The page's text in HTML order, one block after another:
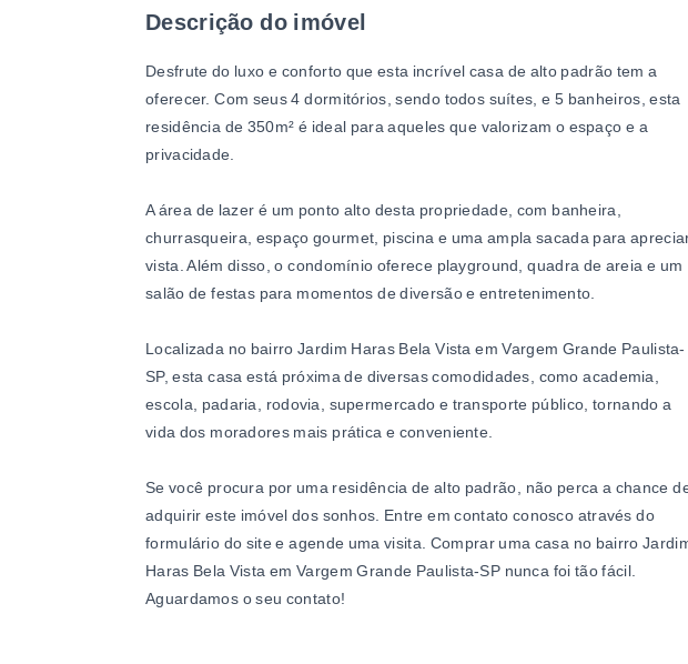
Descrição do imóvel
Desfrute do luxo e conforto que esta incrível casa de alto padrão tem a
oferecer. Com seus 4 dormitórios, sendo todos suítes, e 5 banheiros, esta
residência de 350m² é ideal para aqueles que valorizam o espaço e a
privacidade.
A área de lazer é um ponto alto desta propriedade, com banheira,
churrasqueira, espaço gourmet, piscina e uma ampla sacada para
vista. Além disso, o condomínio oferece playground, quadra de areia e um
salão de festas para momentos de diversão e entretenimento.
Localizada no bairro Jardim Haras Bela Vista em Vargem Grande Paulista-
SP, esta casa está próxima de diversas comodidades, como academia,
escola, padaria, rodovia, supermercado e transporte público, tornando a
vida dos moradores mais prática e conveniente.
Se você procura por uma residência de alto padrão, não perca a chance
adquirir este imóvel dos sonhos. Entre em contato conosco através do
formulário do site e agende uma visita. Comprar uma casa no bairro
Haras Bela Vista em Vargem Grande Paulista-SP nunca foi tão fácil.
Aguardamos o seu contato!